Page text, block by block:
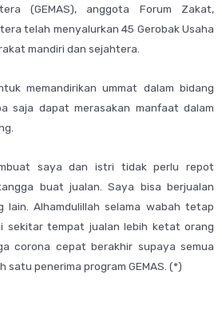
(GEMAS), anggota Forum Zakat,
telah menyalurkan 45 Gerobak Usaha
mandiri dan sejahtera.
memandirikan ummat dalam bidang
saja dapat merasakan manfaat dalam
saya dan istri tidak perlu repot
buat jualan. Saya bisa berjualan
lain. Alhamdulillah selama wabah tetap
sekitar tempat jualan lebih ketat orang
corona cepat berakhir supaya semua
satu penerima program GEMAS. (*)